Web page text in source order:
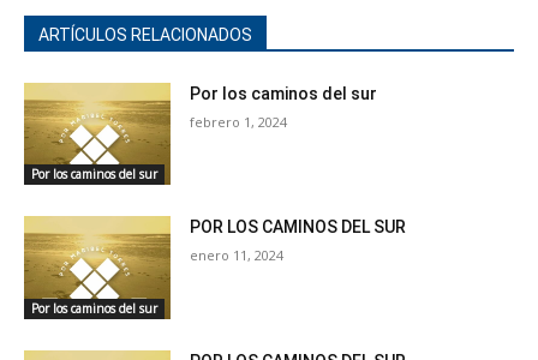
ARTÍCULOS RELACIONADOS
Por los caminos del sur
Por los caminos del sur
febrero 1, 2024
Por los caminos del sur
POR LOS CAMINOS DEL SUR
enero 11, 2024